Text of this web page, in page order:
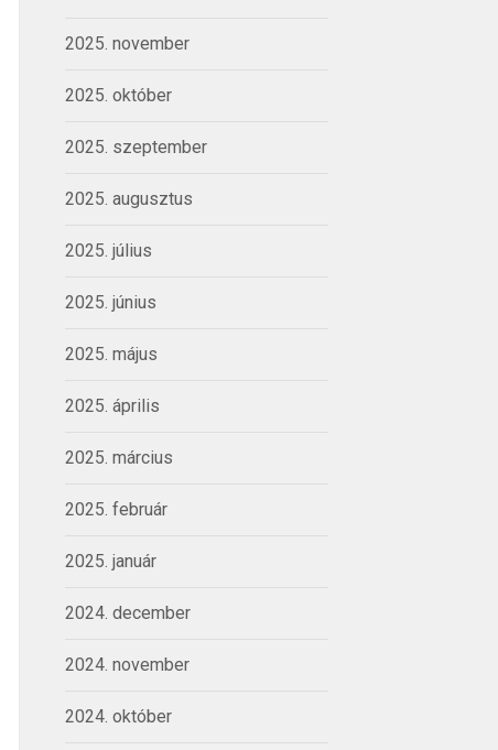
2025. november
2025. október
2025. szeptember
2025. augusztus
2025. július
2025. június
2025. május
2025. április
2025. március
2025. február
2025. január
2024. december
2024. november
2024. október